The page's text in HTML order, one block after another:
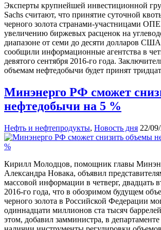
Эксперты крупнейшей инвестиционной
Sachs считают, что принятие суточной
черного золота странами-участницами
увеличению биржевых расценок на
диапазоне от семи до десяти долларов США
сообщили информационные агентства в
девятого сентября 2016-го года.
объемам нефтедобычи будет принят
Минэнерго РФ сможет
нефтедобычи на 5 %
Нефть и нефтепродукты, Новость дня 22/
Кирилл Молодцов, помощник главы
Александра Новака, объявил
массовой информации в четверг, двадцать
2016-го года, что в обозримом будущем
черного золота в Российской Федерации
одиннадцати миллионов ста тысяч
этом, добавил замминистра, в департаменте